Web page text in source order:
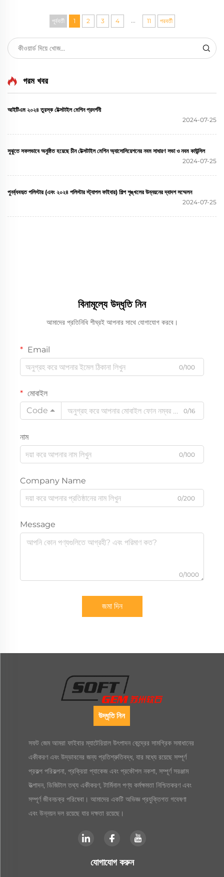
পূর্ববর্তী 1 2 3 4 ... 11 পরবর্তী
গরম খবর
আইটিএম ২০২৪ তুরস্ক টেক্সটাইল মেশিন প্রদর্শনী
2024-07-25
সুঝুতে সফলভাবে অনুষ্ঠিত হয়েছে চীন টেক্সটাইল মেশিন অ্যাসোসিয়েশনের নবম সাধারণ সভা ও নবম কাউন্সিল
2024-07-25
পুনর্ব্যবহৃত পলিস্টার (এবং ২০২৪ পলিস্টার স্ট্যাপল ফাইবার) শিল্প শৃঙ্খলের উন্নয়নের দ্বাদশ সম্মেলন
2024-07-25
বিনামূল্যে উদ্ধৃতি নিন
আমাদের প্রতিনিধি শীঘ্রই আপনার সাথে যোগাযোগ করবে।
Email
0/100
মোবাইল
Code
0/16
নাম
0/100
Company Name
0/200
Message
0/1000
জমা দিন
উদ্ধৃতি নিন
সফট জেম আমরা ফাইবার ম্যাটেরিয়াল উৎপাদন কেন্দ্রের সামগ্রিক সমাধানের
একীকরণ এবং উদ্ভাবনের জন্য প্রতিশ্রুতিবদ্ধ, যার মধ্যে রয়েছে সম্পূর্ণ
প্রকল্প পরিকল্পনা, প্রক্রিয়া প্যাকেজ এবং প্রকৌশল নকশা, সম্পূর্ণ সরঞ্জাম
উত্পাদন, ডিজিটাল তথ্য একীকরণ, টার্মিনাল পণ্য কর্মক্ষমতা নিশ্চিতকরণ এবং
সম্পূর্ণ জীবনচক্র পরিষেবা। আমাদের একটি অভিজ্ঞ প্রযুক্তিগত গবেষণা
এবং উন্নয়ন দল রয়েছে যার দক্ষতা রয়েছে।
যোগাযোগ করুন